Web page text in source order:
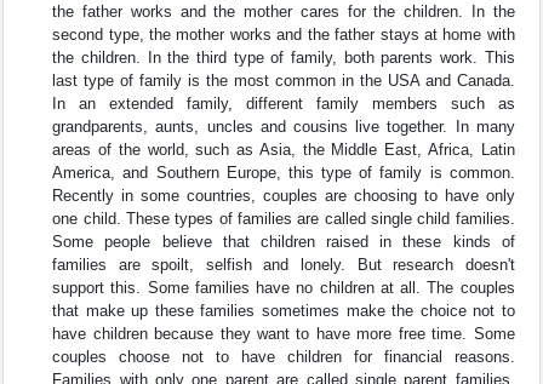
the father works and the mother cares for the children. In the
second type, the mother works and the father stays at home with
the children. In the third type of family, both parents work. This
last type of family is the most common in the USA and Canada.
In an extended family, different family members such as
grandparents, aunts, uncles and cousins live together. In many
areas of the world, such as Asia, the Middle East, Africa, Latin
America, and Southern Europe, this type of family is common.
Recently in some countries, couples are choosing to have only
one child. These types of families are called single child families.
Some people believe that children raised in these kinds of
families are spoilt, selfish and lonely. But research doesn't
support this. Some families have no children at all. The couples
that make up these families sometimes make the choice not to
have children because they want to have more free time. Some
couples choose not to have children for financial reasons.
Families with only one parent are called single parent families.